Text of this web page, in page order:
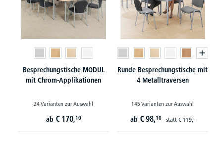
Besprechungstische MODUL
mit Chrom-Applikationen
24 Varianten zur Auswahl
ab € 170,10
Runde Besprechungstische mit
4 Metalltraversen
145 Varianten zur Auswahl
ab € 98,10 statt€ 119,-